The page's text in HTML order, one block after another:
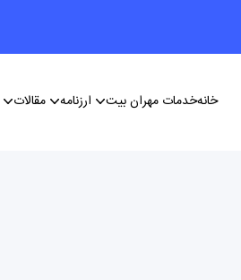
خانهخدمات مهران بیت ارزنامه مقالات